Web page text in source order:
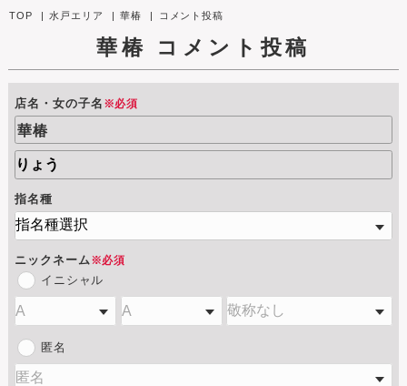
TOP 水戸エリア 華椿 コメント投稿
華椿 コメント投稿
店名・女の子名 ※必須
華椿
指名種
ニックネーム ※必須
イニシャル
匿名